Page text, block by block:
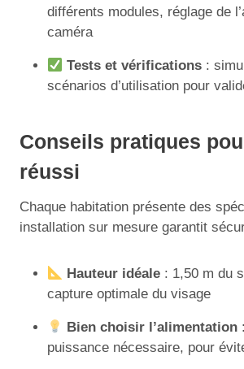
différents modules, réglage de
caméra
Tests et vérifications :
scénarios d’utilisation pour
Conseils pratiques
réussi
Chaque habitation présente des
installation sur mesure garantit
Hauteur idéale : 1,50 m du
capture optimale du visage
Bien choisir l’alimentation
puissance nécessaire, pour